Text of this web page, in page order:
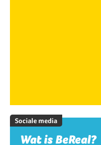
Sociale media
Wat is BeReal?